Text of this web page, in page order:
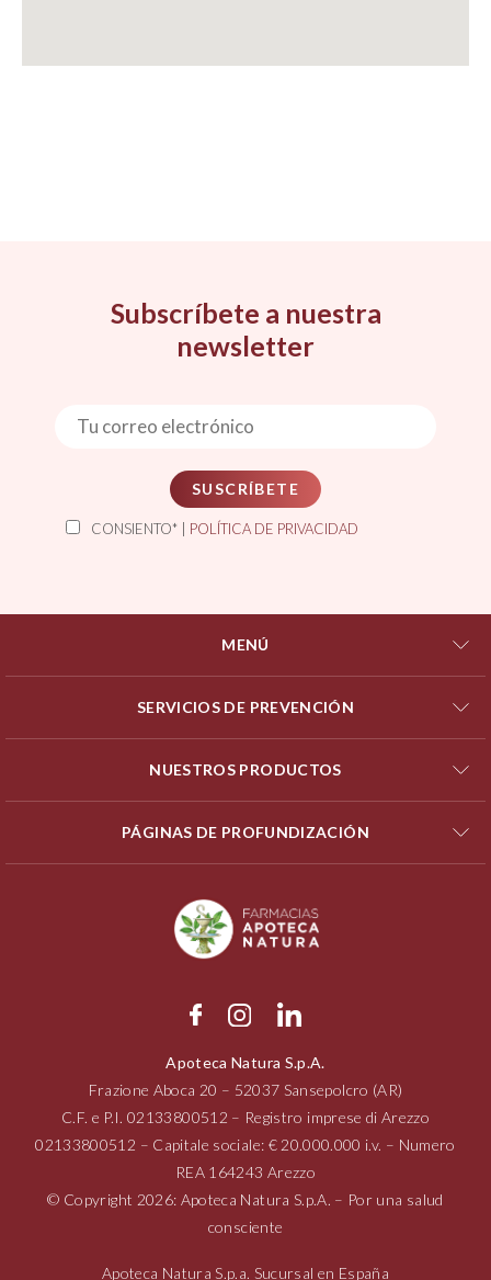
Subscríbete a nuestra
newsletter
SUSCRÍBETE
CONSIENTO* | POLÍTICA DE PRIVACIDAD
MENÚ
SERVICIOS DE PREVENCIÓN
NUESTROS PRODUCTOS
PÁGINAS DE PROFUNDIZACIÓN
Apoteca Natura S.p.A.
Frazione Aboca 20 – 52037 Sansepolcro (AR)
C.F. e P.I.02133800512 – Registro imprese di Arezzo
02133800512 – Capitale sociale: € 20.000.000 i.v. – Numero
REA 164243 Arezzo
© Copyright 2026: Apoteca Natura S.p.A. – Por una salud
consciente
Apoteca Natura S.p.a. Sucursal en España